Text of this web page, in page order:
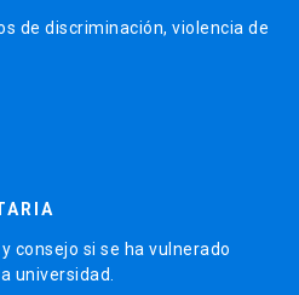
de discriminación, violencia de
consejo si se ha vulnerado
universidad.